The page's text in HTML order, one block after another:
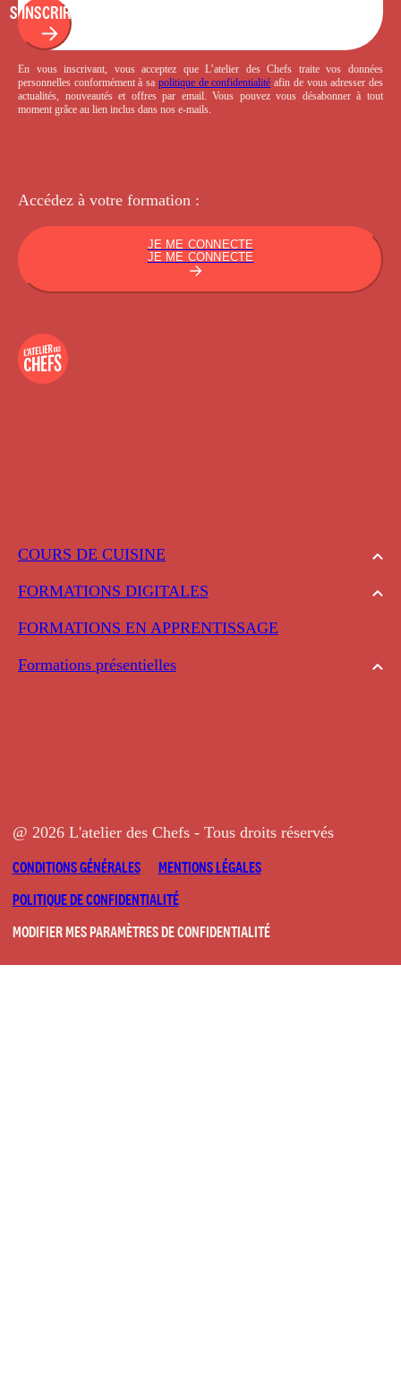
COURS DE CUISINE
FORMATIONS DIGITALES
FORMATIONS EN APPRENTISSAGE
Formations présentielles
S'INSCRIRE
En vous inscrivant, vous acceptez que L’atelier des Chefs traite vos données
personnelles conformément à sa politique de confidentialité afin de vous adresser des
actualités, nouveautés et offres par email. Vous pouvez vous désabonner à tout
moment grâce au lien inclus dans nos e-mails.
Accédez à votre formation :
JE ME CONNECTE
JE ME CONNECTE
@ 2026 L'atelier des Chefs - Tous droits réservés
CONDITIONS GÉNÉRALES
MENTIONS LÉGALES
POLITIQUE DE CONFIDENTIALITÉ
MODIFIER MES PARAMÈTRES DE CONFIDENTIALITÉ